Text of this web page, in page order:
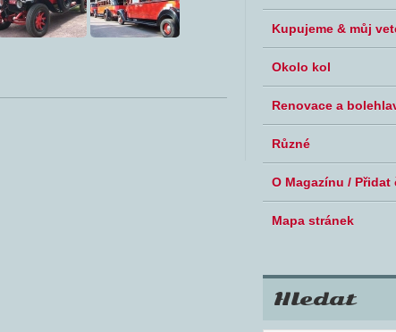
Kupujeme & můj
Okolo kol
Renovace a
Různé
O Magazínu / Přidat
Mapa stránek
Hledat